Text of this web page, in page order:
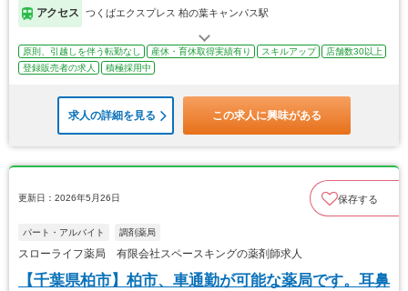
アクセス つくばエクスプレス 柏の葉キャンパス駅
原則、引越しを伴う転勤なし 産休・育休取得実績有り スキルアップ
店舗数30以上
登録販売者の求人
積極採用中
求人の詳細を見る この求人に興味がある
更新日：2026年5月26日 保存する
パート・アルバイト 調剤薬局
スローライフ薬局 有限会社スペースキングの薬剤師求人
【千葉県柏市】柏市、車通勤が可能な薬局です。耳鼻